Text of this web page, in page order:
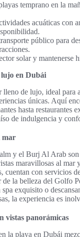
temprano en la
acuáticas con
público para
solar y mantenerse
en Dubái
lleno de lujo, ideal para
únicas. Aquí
hasta restaurantes
de indulgencia y
mar
y el Burj Al Arab son
maravillosas al mar
cuentan con servicios
la belleza del Golfo
exquisito o
la experiencia es
vistas panorámicas
la playa en Dubái